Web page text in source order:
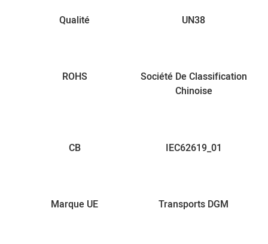
Qualité UN38
ROHS
Société De Classification
Chinoise
CB IEC62619_01
Marque UE Transports DGM